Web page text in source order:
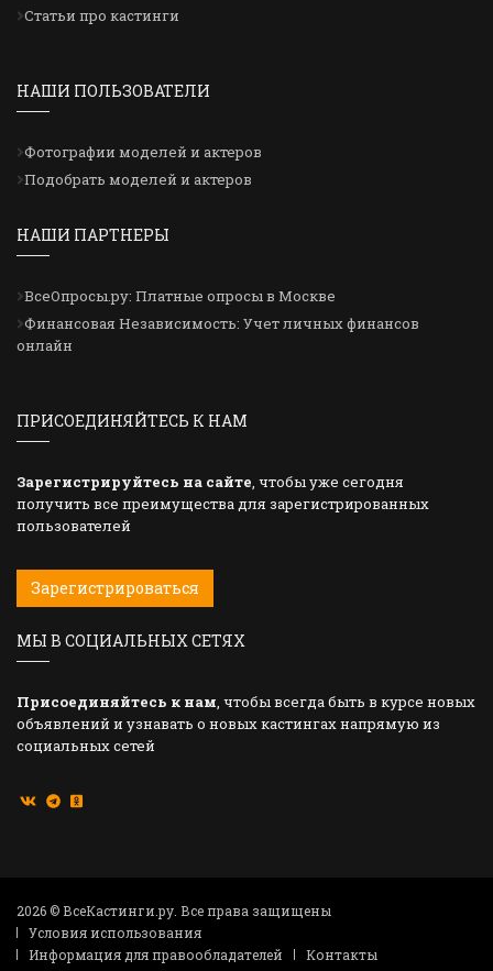
Статьи про кастинги
НАШИ ПОЛЬЗОВАТЕЛИ
Фотографии моделей и актеров
Подобрать моделей и актеров
НАШИ ПАРТНЕРЫ
ВсеОпросы.ру: Платные опросы в Москве
Финансовая Независимость: Учет личных финансов
онлайн
ПРИСОЕДИНЯЙТЕСЬ К НАМ
Зарегистрируйтесь на сайте, чтобы уже сегодня
получить все преимущества для зарегистрированных
пользователей
Зарегистрироваться
МЫ В СОЦИАЛЬНЫХ СЕТЯХ
Присоединяйтесь к нам, чтобы всегда быть в курсе новых
объявлений и узнавать о новых кастингах напрямую из
социальных сетей
2026 © ВсеКастинги.ру. Все права защищены
Условия использования
Информация для правообладателей
Контакты